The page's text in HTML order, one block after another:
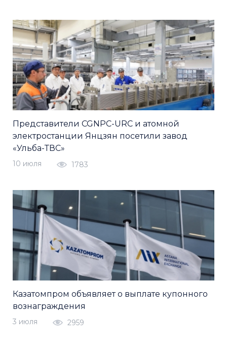
Представители CGNPC-URC и атомной
электростанции Янцзян посетили завод
«Ульба-ТВС»
10 июля 1783
Казатомпром объявляет о выплате купонного
вознаграждения
3 июля 2959